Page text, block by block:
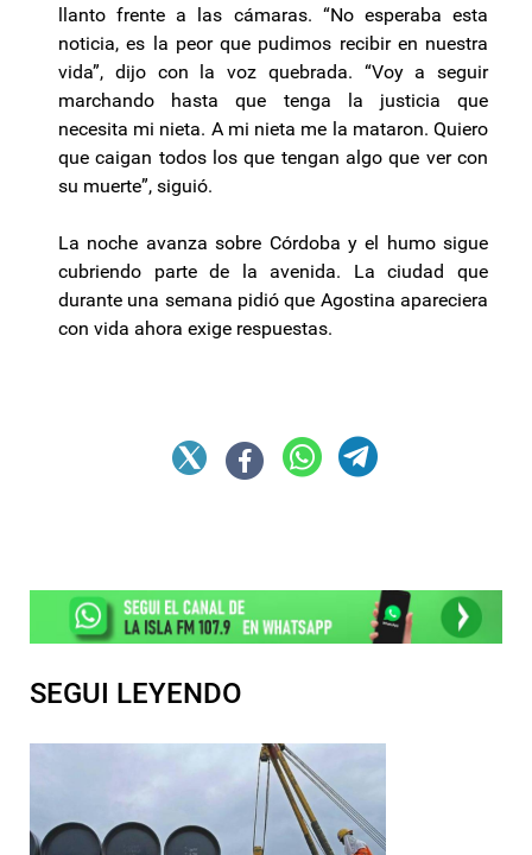
llanto frente a las cámaras. “No esperaba esta
noticia, es la peor que pudimos recibir en nuestra
vida”, dijo con la voz quebrada. “Voy a seguir
marchando hasta que tenga la justicia que
necesita mi nieta. A mi nieta me la mataron. Quiero
que caigan todos los que tengan algo que ver con
su muerte”, siguió.
La noche avanza sobre Córdoba y el humo sigue
cubriendo parte de la avenida. La ciudad que
durante una semana pidió que Agostina apareciera
con vida ahora exige respuestas.
SEGUI LEYENDO